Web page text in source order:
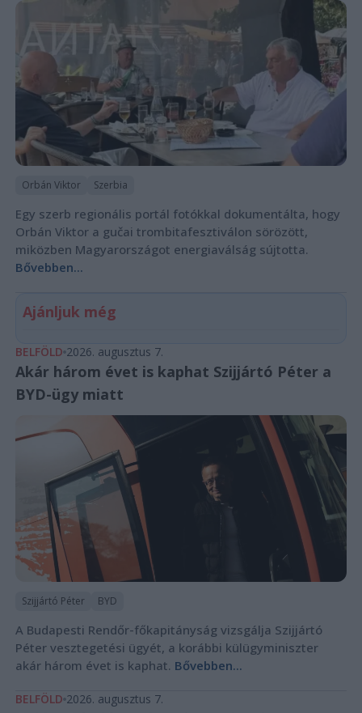
Orbán Viktor Szerbia
Egy szerb regionális portál fotókkal dokumentálta, hogy
Orbán Viktor a gučai trombitafesztiválon sörözött,
miközben Magyarországot energiaválság sújtotta.
Bővebben...
Ajánljuk még
BELFÖLD 2026. augusztus 7.
Akár három évet is kaphat Szijjártó Péter a
BYD-ügy miatt
Szijjártó Péter BYD
A Budapesti Rendőr-főkapitányság vizsgálja Szijjártó
Péter vesztegetési ügyét, a korábbi külügyminiszter
akár három évet is kaphat. Bővebben...
BELFÖLD 2026. augusztus 7.